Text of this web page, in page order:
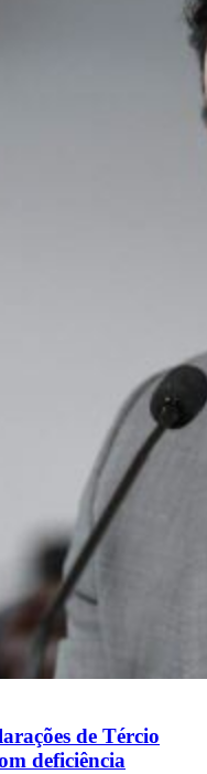
de Tércio
deficiência